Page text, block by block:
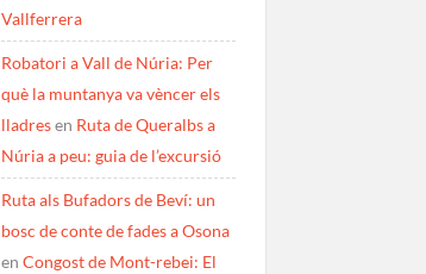
Vallferrera
Robatori a Vall de Núria: Per
què la muntanya va vèncer els
lladresen Ruta de Queralbs a
Núria a peu: guia de l’excursió
Ruta als Bufadors de Beví: un
bosc de conte de fades a Osona
en Congost de Mont-rebei: El